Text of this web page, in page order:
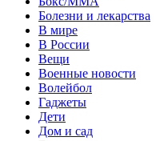
Болезни и лекарства
В мире
В России
Вещи
Военные новости
Волейбол
Гаджеты
Дети
Дом и сад